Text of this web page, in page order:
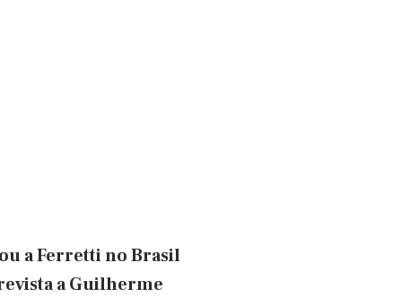
a Ferretti no Brasil
a Guilherme